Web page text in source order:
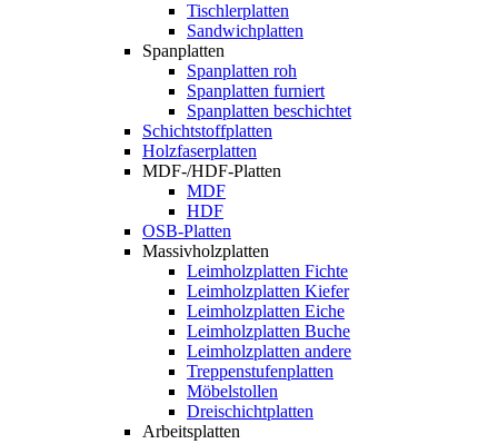
Tischlerplatten
Sandwichplatten
Spanplatten
Spanplatten roh
Spanplatten furniert
Spanplatten beschichtet
Schichtstoffplatten
Holzfaserplatten
MDF-/HDF-Platten
MDF
HDF
OSB-Platten
Massivholzplatten
Leimholzplatten Fichte
Leimholzplatten Kiefer
Leimholzplatten Eiche
Leimholzplatten Buche
Leimholzplatten andere
Treppenstufenplatten
Möbelstollen
Dreischichtplatten
Arbeitsplatten